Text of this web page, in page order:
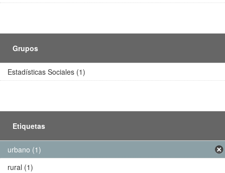
Grupos
Estadísticas Sociales (1)
Etiquetas
urbano (1)
rural (1)